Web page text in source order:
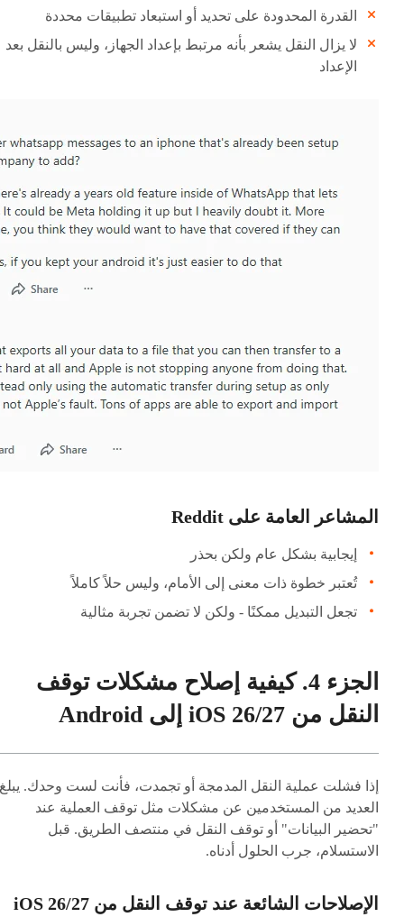
القدرة المحدودة على تحديد أو استبعاد تطبيقات محددة
لا يزال النقل يشعر بأنه مرتبط بإعداد الجهاز، وليس بالنقل بعد
الإعداد
المشاعر العامة على Reddit
إيجابية بشكل عام ولكن بحذر
تُعتبر خطوة ذات معنى إلى الأمام، وليس حلاً كاملاً
تجعل التبديل ممكنًا - ولكن لا تضمن تجربة مثالية
الجزء 4. كيفية إصلاح مشكلات توقف
النقل من iOS 26/27 إلى Android
إذا فشلت عملية النقل المدمجة أو تجمدت، فأنت لست وحدك. يبلغ
العديد من المستخدمين عن مشكلات مثل توقف العملية عند
"تحضير البيانات" أو توقف النقل في منتصف الطريق. قبل
الاستسلام، جرب الحلول أدناه.
الإصلاحات الشائعة عند توقف النقل من iOS 26/27